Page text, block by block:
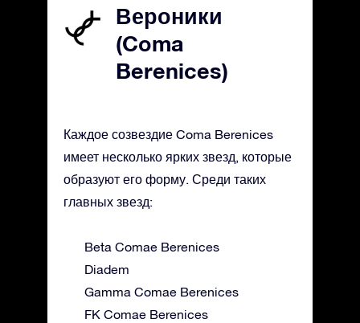
Вероники
(Coma
Berenices)
Каждое созвездие Coma Berenices
имеет несколько ярких звезд, которые
образуют его форму. Среди таких
главных звезд:
Beta Comae Berenices
Diadem
Gamma Comae Berenices
FK Comae Berenices